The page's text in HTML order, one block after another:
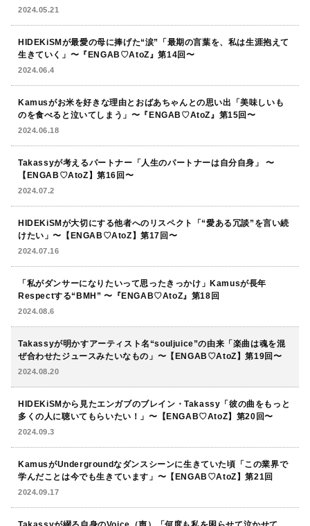
2024.05.21
HIDEKiSMが最愛の母に捧げた“涙”「最期の言葉を、私は生涯抱えて
生きていく」〜『ENGAB♡AtoZ』第14回〜
2024.06.4
Kamusがお米を好きな理由とおばあちゃんとの思い出「美味しいも
のを食べると泣いてしまう」〜『ENGAB♡AtoZ』第15回〜
2024.06.18
Takassyが考えるパートナー「人生のパートナーは自分自身」 〜
【ENGAB♡AtoZ】第16回〜
2024.07.2
HIDEKiSMが大切にする他者へのリスペクト「“愛ある冗談”を言い続
けたい」〜【ENGAB♡AtoZ】第17回〜
2024.07.16
「私がダンサーになりたいって思ったきっかけ」Kamusが長年
Respectする“BMH” 〜『ENGAB♡AtoZ』第18回
2024.08.6
Takassyが明かすアーティスト名“souljuice”の由来「楽曲は魂を混
ぜ合わせたジュースみたいなもの」〜【ENGAB♡AtoZ】第19回〜
2024.08.20
HIDEKiSMから見たエンガブのブレイン・Takassy「彼の曲をもっと
多くの人に聴いてもらいたい！」〜【ENGAB♡AtoZ】第20回〜
2024.09.3
KamusがUndergroundなダンスシーンに生きていた頃「この業界で
学んだことは今でも生きています」〜【ENGAB♡AtoZ】第21回
2024.09.17